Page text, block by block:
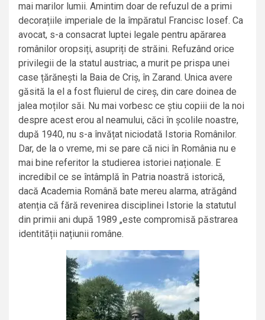
mai marilor lumii. Amintim doar de refuzul de a primi
decorațiile imperiale de la împăratul Francisc Iosef. Ca
avocat, s-a consacrat luptei legale pentru apărarea
românilor oropsiți, asupriți de străini. Refuzând orice
privilegii de la statul austriac, a murit pe prispa unei
case țărănești la Baia de Criș, în Zarand. Unica avere
găsită la el a fost fluierul de cireș, din care doinea de
jalea moților săi. Nu mai vorbesc ce știu copiii de la noi
despre acest erou al neamului, căci în școlile noastre,
după 1940, nu s-a învățat niciodată Istoria Românilor.
Dar, de la o vreme, mi se pare că nici în România nu e
mai bine referitor la studierea istoriei naționale. E
incredibil ce se întâmplă în Patria noastră istorică,
dacă Academia Română bate mereu alarma, atrăgând
atenția că fără revenirea disciplinei Istorie la statutul
din primii ani după 1989 „este compromisă păstrarea
identității națiunii române.